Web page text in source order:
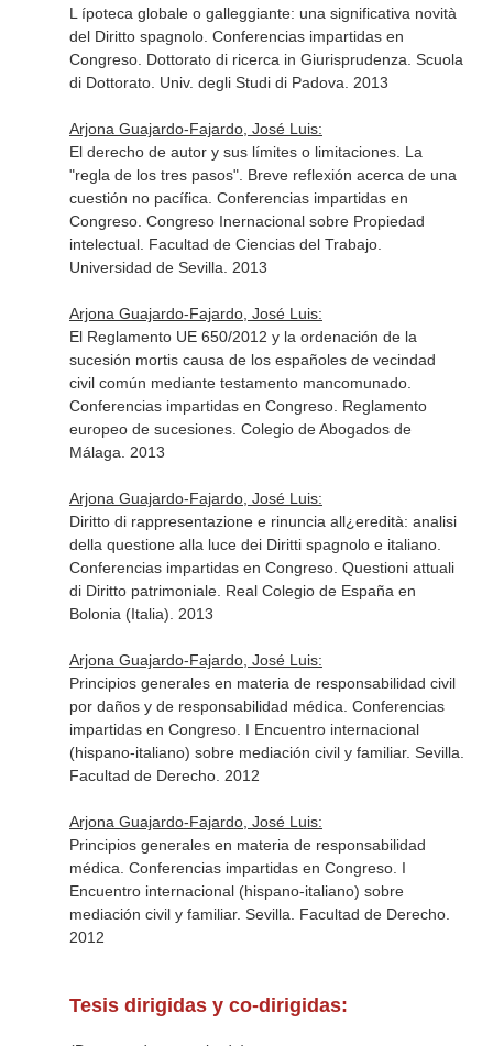
L ípoteca globale o galleggiante: una significativa novità
del Diritto spagnolo. Conferencias impartidas en
Congreso. Dottorato di ricerca in Giurisprudenza. Scuola
di Dottorato. Univ. degli Studi di Padova. 2013
Arjona Guajardo-Fajardo, José Luis:
El derecho de autor y sus límites o limitaciones. La
"regla de los tres pasos". Breve reflexión acerca de una
cuestión no pacífica. Conferencias impartidas en
Congreso. Congreso Inernacional sobre Propiedad
intelectual. Facultad de Ciencias del Trabajo.
Universidad de Sevilla. 2013
Arjona Guajardo-Fajardo, José Luis:
El Reglamento UE 650/2012 y la ordenación de la
sucesión mortis causa de los españoles de vecindad
civil común mediante testamento mancomunado.
Conferencias impartidas en Congreso. Reglamento
europeo de sucesiones. Colegio de Abogados de
Málaga. 2013
Arjona Guajardo-Fajardo, José Luis:
Diritto di rappresentazione e rinuncia all¿eredità: analisi
della questione alla luce dei Diritti spagnolo e italiano.
Conferencias impartidas en Congreso. Questioni attuali
di Diritto patrimoniale. Real Colegio de España en
Bolonia (Italia). 2013
Arjona Guajardo-Fajardo, José Luis:
Principios generales en materia de responsabilidad civil
por daños y de responsabilidad médica. Conferencias
impartidas en Congreso. I Encuentro internacional
(hispano-italiano) sobre mediación civil y familiar. Sevilla.
Facultad de Derecho. 2012
Arjona Guajardo-Fajardo, José Luis:
Principios generales en materia de responsabilidad
médica. Conferencias impartidas en Congreso. I
Encuentro internacional (hispano-italiano) sobre
mediación civil y familiar. Sevilla. Facultad de Derecho.
2012
Tesis dirigidas y co-dirigidas: